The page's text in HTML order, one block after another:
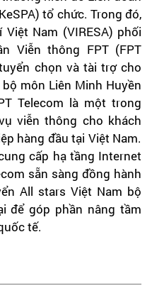
tổ chức. Trong đó,
Nam (VIRESA) phối
Viễn thông FPT (FPT
chọn và tài trợ cho
môn Liên Minh Huyền
Telecom là một trong
viễn thông cho khách
hàng đầu tại Việt Nam.
cấp hạ tầng Internet
sẵn sàng đồng hành
All stars Việt Nam bộ
để góp phần nâng tầm
tế.